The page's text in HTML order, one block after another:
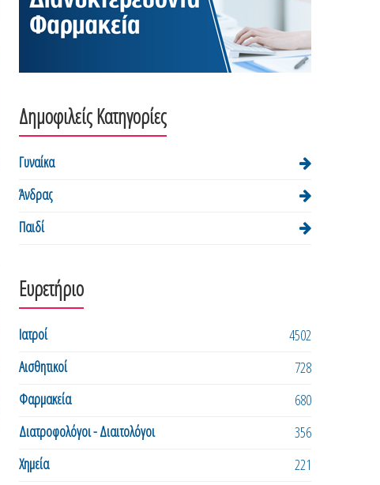
Δημοφιλείς Κατηγορίες
Γυναίκα
Άνδρας
Παιδί
Ευρετήριο
Ιατροί
4502
Αισθητικοί
728
Φαρμακεία
680
Διατροφολόγοι - Διαιτολόγοι
356
Χημεία
221